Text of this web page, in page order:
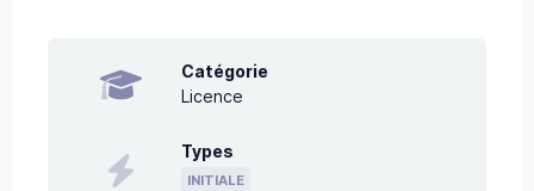
Catégorie
Licence
Types
INITIALE